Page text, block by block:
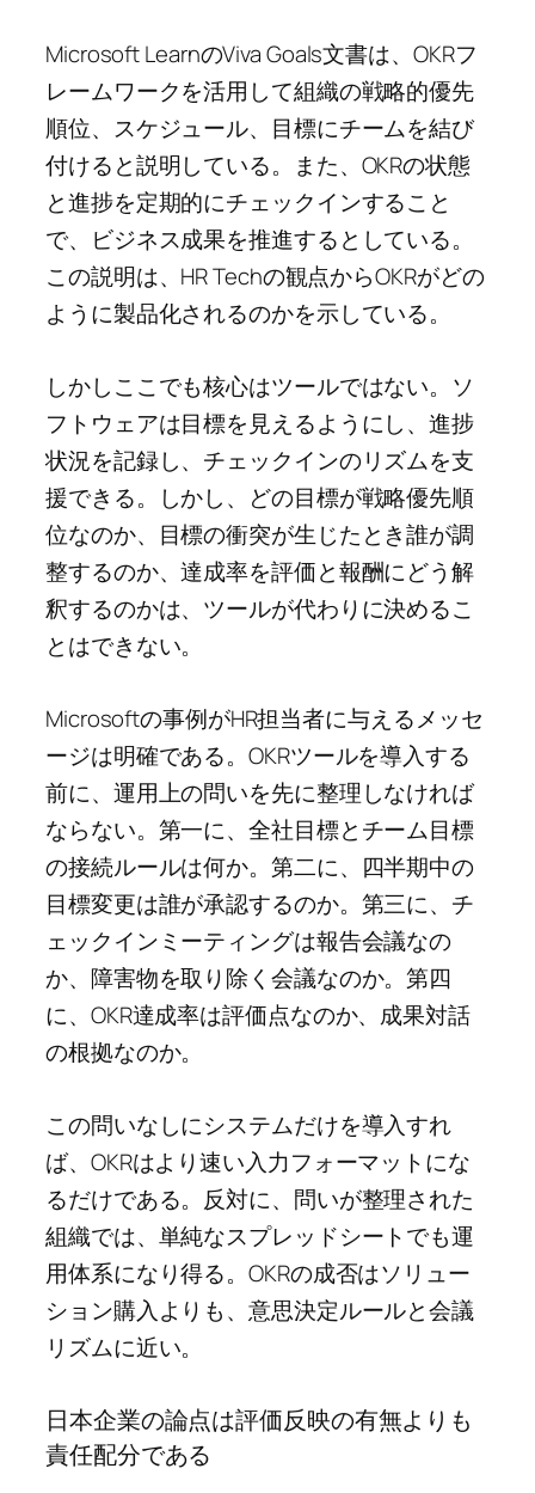
Microsoft LearnのViva Goals文書は、OKRフ
レームワークを活用して組織の戦略的優先
順位、スケジュール、目標にチームを結び
付けると説明している。また、OKRの状態
と進捗を定期的にチェックインすること
で、ビジネス成果を推進するとしている。
この説明は、HR Techの観点からOKRがどの
ように製品化されるのかを示している。
しかしここでも核心はツールではない。ソ
フトウェアは目標を見えるようにし、進捗
状況を記録し、チェックインのリズムを支
援できる。しかし、どの目標が戦略優先順
位なのか、目標の衝突が生じたとき誰が調
整するのか、達成率を評価と報酬にどう解
釈するのかは、ツールが代わりに決めるこ
とはできない。
Microsoftの事例がHR担当者に与えるメッセ
ージは明確である。OKRツールを導入する
前に、運用上の問いを先に整理しなければ
ならない。第一に、全社目標とチーム目標
の接続ルールは何か。第二に、四半期中の
目標変更は誰が承認するのか。第三に、チ
ェックインミーティングは報告会議なの
か、障害物を取り除く会議なのか。第四
に、OKR達成率は評価点なのか、成果対話
の根拠なのか。
この問いなしにシステムだけを導入すれ
ば、OKRはより速い入力フォーマットにな
るだけである。反対に、問いが整理された
組織では、単純なスプレッドシートでも運
用体系になり得る。OKRの成否はソリュー
ション購入よりも、意思決定ルールと会議
リズムに近い。
日本企業の論点は評価反映の有無よりも
責任配分である